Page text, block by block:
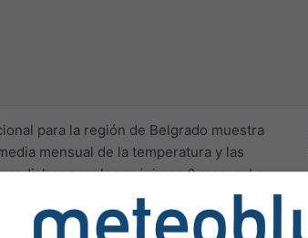
para la región de Belgrado muestra
mensual de la temperatura y las
para los próximos 6 meses. La
de 100 km por 100 km o más.
características climáticas tales